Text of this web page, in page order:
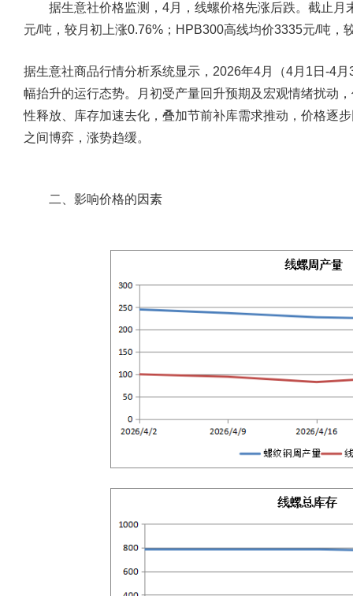
据生意社价格监测，4月，线螺价格先涨后跌。截止月
元/吨，较月初上涨0.76%；HPB300高线均价3335元/吨，
据生意社商品行情分析系统显示，2026年4月（4月1日-4
幅抬升的运行态势。月初受产量回升预期及宏观情绪扰动
性释放、库存加速去化，叠加节前补库需求推动，价格逐
之间博弈，涨势趋缓。
二、影响价格的因素